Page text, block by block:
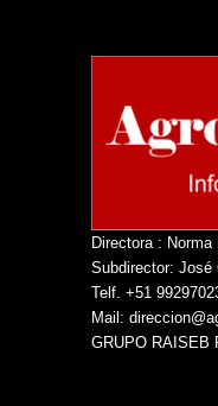
Directora : Norma
Subdirector: José
Telf. +51
Mail:
GRUPO RAISEB